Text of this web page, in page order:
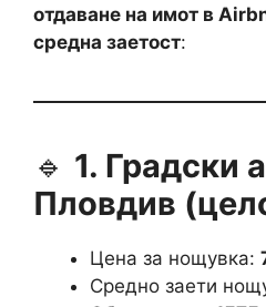
отдаване на имот в
средна заетост:
🔹 1. Градски
Пловдив
Цена за нощувка:
Средно заети